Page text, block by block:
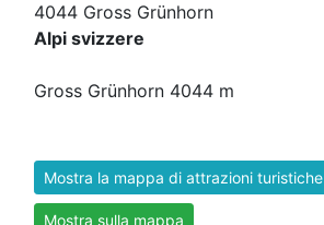
4044 Gross Grünhorn
Alpi svizzere
Gross Grünhorn 4044 m
Mostra la mappa di attrazioni turistiche
Mostra sulla mappa